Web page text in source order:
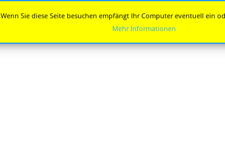
Wenn Sie diese Seite besuchen empfängt Ihr Computer eventuell ein
Mehr Informationen